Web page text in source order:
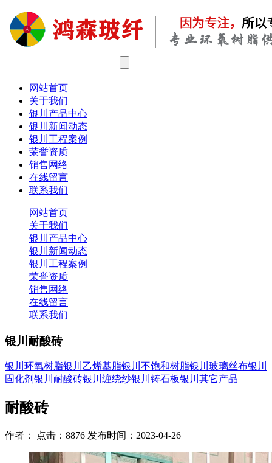
网站首页
关于我们
银川产品中心
银川新闻动态
银川工程案例
荣誉资质
销售网络
在线留言
联系我们
网站首页
关于我们
银川产品中心
银川新闻动态
银川工程案例
荣誉资质
销售网络
在线留言
联系我们
银川耐酸砖
银川环氧树脂银川乙烯基脂银川不饱和树脂银川玻璃丝布银川
固化剂 银川耐酸砖银川缠绕纱银川铸石板银川其它产品
耐酸砖
作者： 点击：8876 发布时间：2023-04-26